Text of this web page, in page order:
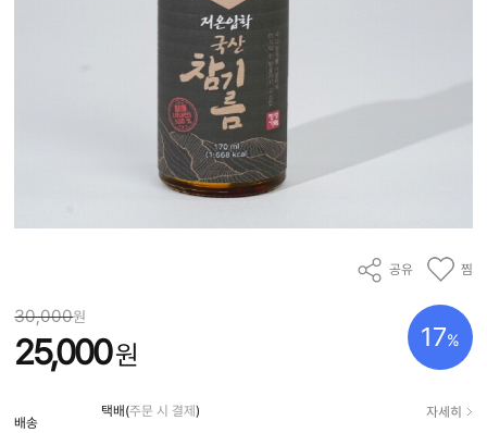
공유 찜
17%
30,000원
25,000원
배송
택배(주문 시 결제) 자세히